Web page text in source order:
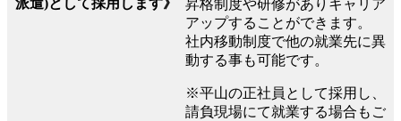
昇格制度や研修がありキャリア
アップすることができます。
社内移動制度で他の就業先に異
動する事も可能です。
※平山の正社員として採用し、
請負現場にて就業する場合もご